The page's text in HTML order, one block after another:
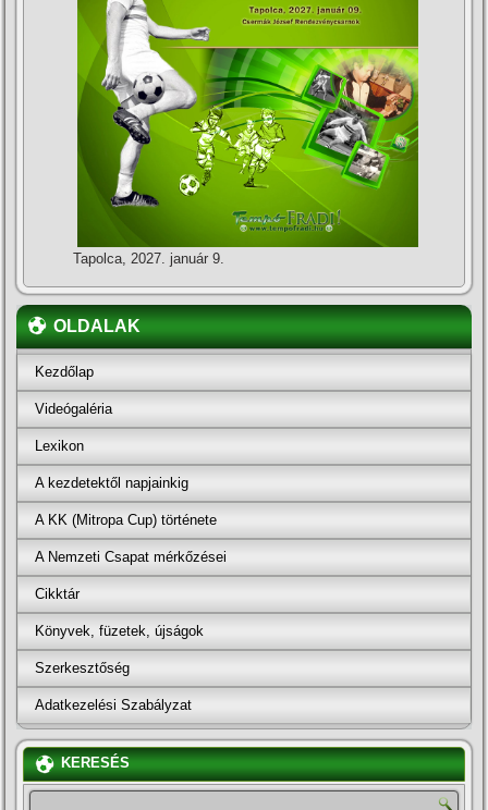
Tapolca, 2027. január 9.
OLDALAK
Kezdőlap
Videógaléria
Lexikon
A kezdetektől napjainkig
A KK (Mitropa Cup) története
A Nemzeti Csapat mérkőzései
Cikktár
Könyvek, füzetek, újságok
Szerkesztőség
Adatkezelési Szabályzat
KERESÉS